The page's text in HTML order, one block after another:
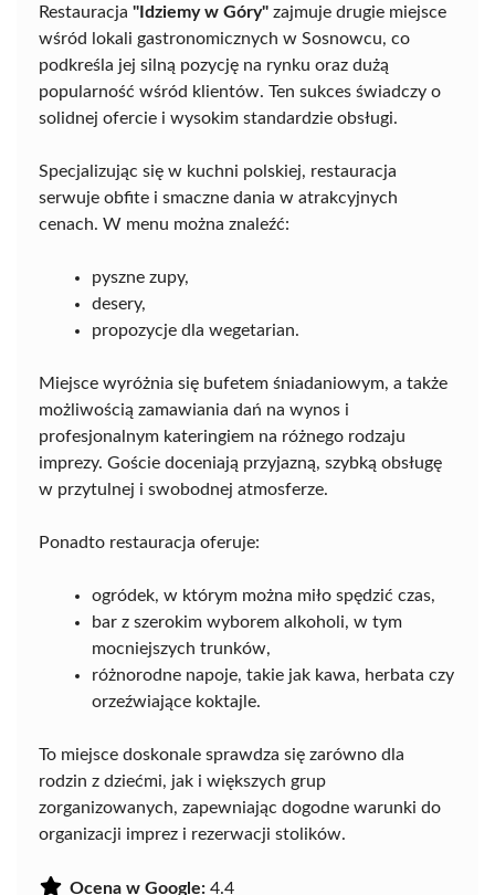
Restauracja "Idziemy w Góry" zajmuje drugie miejsce
wśród lokali gastronomicznych w Sosnowcu, co
podkreśla jej silną pozycję na rynku oraz dużą
popularność wśród klientów. Ten sukces świadczy o
solidnej ofercie i wysokim standardzie obsługi.
Specjalizując się w kuchni polskiej, restauracja
serwuje obfite i smaczne dania w atrakcyjnych
cenach. W menu można znaleźć:
pyszne zupy,
desery,
propozycje dla wegetarian.
Miejsce wyróżnia się bufetem śniadaniowym, a także
możliwością zamawiania dań na wynos i
profesjonalnym kateringiem na różnego rodzaju
imprezy. Goście doceniają przyjazną, szybką obsługę
w przytulnej i swobodnej atmosferze.
Ponadto restauracja oferuje:
ogródek, w którym można miło spędzić czas,
bar z szerokim wyborem alkoholi, w tym
mocniejszych trunków,
różnorodne napoje, takie jak kawa, herbata czy
orzeźwiające koktajle.
To miejsce doskonale sprawdza się zarówno dla
rodzin z dziećmi, jak i większych grup
zorganizowanych, zapewniając dogodne warunki do
organizacji imprez i rezerwacji stolików.
Ocena w Google: 4.4